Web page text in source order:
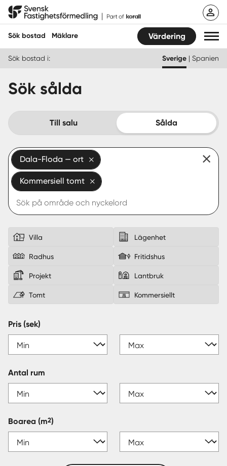
Hoppa
Svensk Fastighetsförmedling
Sök bostad Mäklare Värdering
Hitta mäklare
Köpa
Guider
Start
Logga in
Sverige
Sök bostad i: Sverige | Spanien
Sök sålda
Till salu Sålda
Dala-Floda — ort
Kommersiell tomt
Villa Lägenhet
Radhus Fritidshus
Projekt Lantbruk
Tomt Kommersiellt
Pris (sek)
Antal rum
Boarea (m2)